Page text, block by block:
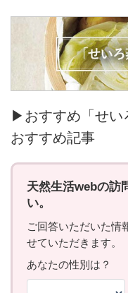
▶おすすめ「せい
おすすめ記事